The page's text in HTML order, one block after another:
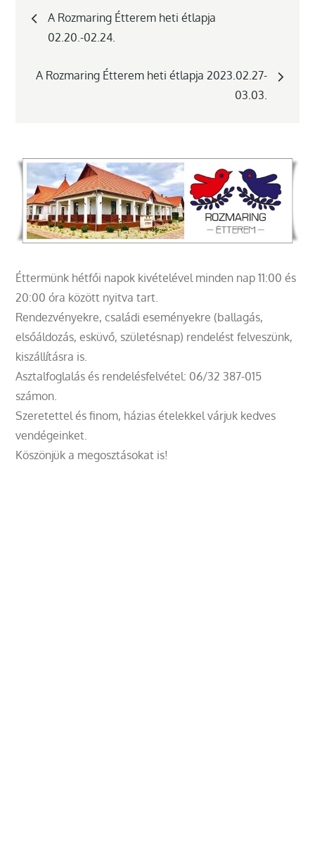
Bejegyzés
navigáció
A Rozmaring Étterem heti étlapja
02.20.-02.24.
A Rozmaring Étterem heti étlapja 2023.02.27-
03.03.
Éttermünk hétfői napok kivételével minden nap 11:00 és
20:00 óra között nyitva tart.
Rendezvényekre, családi eseményekre (ballagás,
elsőáldozás, esküvő, születésnap) rendelést felveszünk,
kiszállításra is.
Asztalfoglalás és rendelésfelvétel: 06/32 387-015
számon.
Szeretettel és finom, házias ételekkel várjuk kedves
vendégeinket.
Köszönjük a megosztásokat is!